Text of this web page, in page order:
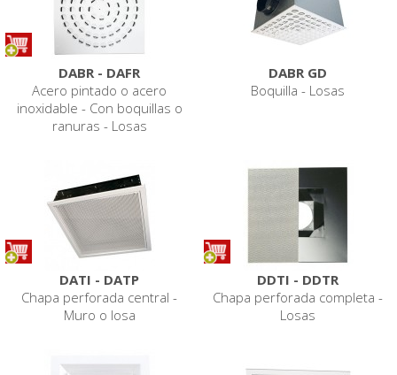
DABR - DAFR
Acero pintado o acero
inoxidable - Con boquillas o
ranuras - Losas
DABR GD
Boquilla - Losas
DATI - DATP
Chapa perforada central -
Muro o losa
DDTI - DDTR
Chapa perforada completa -
Losas